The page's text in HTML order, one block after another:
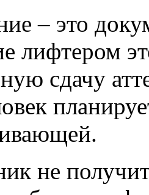
– это
лифтером
сдачу
не